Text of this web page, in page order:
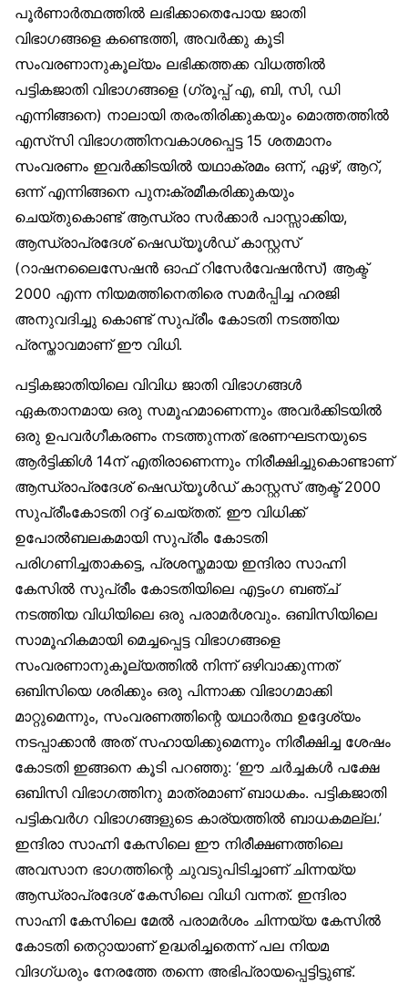
പൂർണാർത്ഥത്തിൽ ലഭിക്കാതെപോയ ജാതി
വിഭാഗങ്ങളെ കണ്ടെത്തി, അവർക്കു കൂടി
സംവരണാനുകൂല്യം ലഭിക്കത്തക്ക വിധത്തിൽ
പട്ടികജാതി വിഭാഗങ്ങളെ (ഗ്രൂപ്പ് എ, ബി, സി, ഡി
എന്നിങ്ങനെ) നാലായി തരംതിരിക്കുകയും മൊത്തത്തിൽ
എസ്‌സി വിഭാഗത്തിനവകാശപ്പെട്ട 15 ശതമാനം
സംവരണം ഇവർക്കിടയിൽ യഥാക്രമം ഒന്ന്, ഏഴ്, ആറ്,
ഒന്ന് എന്നിങ്ങനെ പുനഃക്രമീകരിക്കുകയും
ചെയ്തുകൊണ്ട് ആന്ധ്രാ സർക്കാർ പാസ്സാക്കിയ,
ആന്ധ്രാപ്രദേശ് ഷെഡ്യൂൾഡ് കാസ്റ്റസ്
(റാഷനലൈസേഷൻ ഓഫ് റിസേർവേഷൻസ്) ആക്ട്
2000 എന്ന നിയമത്തിനെതിരെ സമർപ്പിച്ച ഹരജി
അനുവദിച്ചു കൊണ്ട് സുപ്രീം കോടതി നടത്തിയ
പ്രസ്താവമാണ് ഈ വിധി.
പട്ടികജാതിയിലെ വിവിധ ജാതി വിഭാഗങ്ങൾ
ഏകതാനമായ ഒരു സമൂഹമാണെന്നും അവർക്കിടയിൽ
ഒരു ഉപവർഗീകരണം നടത്തുന്നത് ഭരണഘടനയുടെ
ആർട്ടിക്കിൾ 14ന് എതിരാണെന്നും നിരീക്ഷിച്ചുകൊണ്ടാണ്
ആന്ധ്രാപ്രദേശ് ഷെഡ്യൂൾഡ് കാസ്റ്റസ് ആക്ട് 2000
സുപ്രീംകോടതി റദ്ദ് ചെയ്തത്. ഈ വിധിക്ക്
ഉപോൽബലകമായി സുപ്രീം കോടതി
പരിഗണിച്ചതാകട്ടെ, പ്രശസ്തമായ ഇന്ദിരാ സാഹ്നി
കേസിൽ സുപ്രീം കോടതിയിലെ എട്ടംഗ ബഞ്ച്
നടത്തിയ വിധിയിലെ ഒരു പരാമർശവും. ഒബിസിയിലെ
സാമൂഹികമായി മെച്ചപ്പെട്ട വിഭാഗങ്ങളെ
സംവരണാനുകൂല്യത്തിൽ നിന്ന് ഒഴിവാക്കുന്നത്
ഒബിസിയെ ശരിക്കും ഒരു പിന്നാക്ക വിഭാഗമാക്കി
മാറ്റുമെന്നും, സംവരണത്തിന്റെ യഥാർത്ഥ ഉദ്ദേശ്യം
നടപ്പാക്കാൻ അത് സഹായിക്കുമെന്നും നിരീക്ഷിച്ച ശേഷം
കോടതി ഇങ്ങനെ കൂടി പറഞ്ഞു: ‘ഈ ചർച്ചകൾ പക്ഷേ
ഒബിസി വിഭാഗത്തിനു മാത്രമാണ് ബാധകം. പട്ടികജാതി
പട്ടികവർഗ വിഭാഗങ്ങളുടെ കാര്യത്തിൽ ബാധകമല്ല.’
ഇന്ദിരാ സാഹ്നി കേസിലെ ഈ നിരീക്ഷണത്തിലെ
അവസാന ഭാഗത്തിന്റെ ചുവടുപിടിച്ചാണ് ചിന്നയ്യ
ആന്ധ്രാപ്രദേശ് കേസിലെ വിധി വന്നത്. ഇന്ദിരാ
സാഹ്നി കേസിലെ മേൽ പരാമർശം ചിന്നയ്യ കേസിൽ
കോടതി തെറ്റായാണ് ഉദ്ധരിച്ചതെന്ന് പല നിയമ
വിദഗ്ധരും നേരത്തേ തന്നെ അഭിപ്രായപ്പെട്ടിട്ടുണ്ട്.